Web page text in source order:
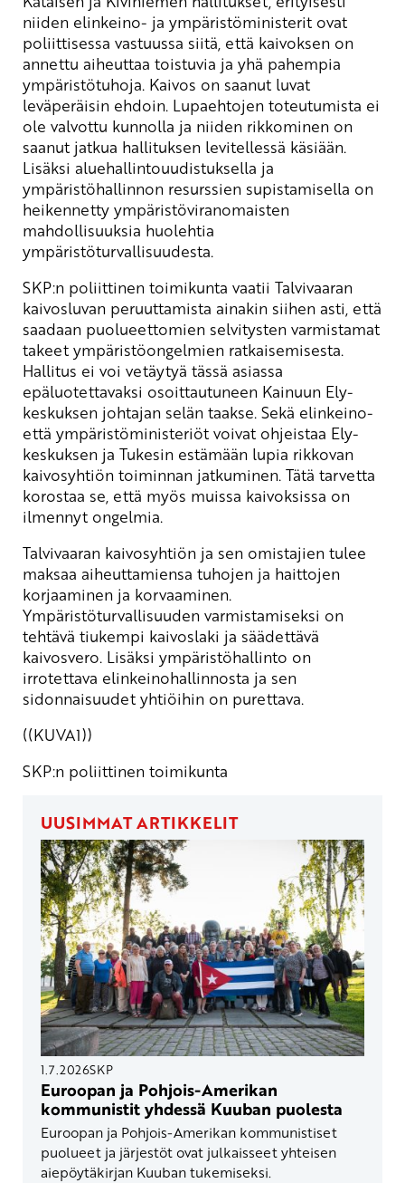
niiden elinkeino- ja ympäristöministerit ovat
poliittisessa vastuussa siitä, että kaivoksen on
annettu aiheuttaa toistuvia ja yhä pahempia
ympäristötuhoja. Kaivos on saanut luvat
leväperäisin ehdoin. Lupaehtojen toteutumista ei
ole valvottu kunnolla ja niiden rikkominen on
saanut jatkua hallituksen levitellessä käsiään.
Lisäksi aluehallintouudistuksella ja
ympäristöhallinnon resurssien supistamisella on
heikennetty ympäristöviranomaisten
mahdollisuuksia huolehtia
ympäristöturvallisuudesta.
SKP:n poliittinen toimikunta vaatii Talvivaaran
kaivosluvan peruuttamista ainakin siihen asti, että
saadaan puolueettomien selvitysten varmistamat
takeet ympäristöongelmien ratkaisemisesta.
Hallitus ei voi vetäytyä tässä asiassa
epäluotettavaksi osoittautuneen Kainuun Ely-
keskuksen johtajan selän taakse. Sekä elinkeino-
että ympäristöministeriöt voivat ohjeistaa Ely-
keskuksen ja Tukesin estämään lupia rikkovan
kaivosyhtiön toiminnan jatkuminen. Tätä tarvetta
korostaa se, että myös muissa kaivoksissa on
ilmennyt ongelmia.
Talvivaaran kaivosyhtiön ja sen omistajien tulee
maksaa aiheuttamiensa tuhojen ja haittojen
korjaaminen ja korvaaminen.
Ympäristöturvallisuuden varmistamiseksi on
tehtävä tiukempi kaivoslaki ja säädettävä
kaivosvero. Lisäksi ympäristöhallinto on
irrotettava elinkeinohallinnosta ja sen
sidonnaisuudet yhtiöihin on purettava.
((KUVA1))
SKP:n poliittinen toimikunta
UUSIMMAT ARTIKKELIT
1.7.2026SKP
Euroopan ja Pohjois-Amerikan
kommunistit yhdessä Kuuban puolesta
Euroopan ja Pohjois-Amerikan kommunistiset
puolueet ja järjestöt ovat julkaisseet yhteisen
aiepöytäkirjan Kuuban tukemiseksi.